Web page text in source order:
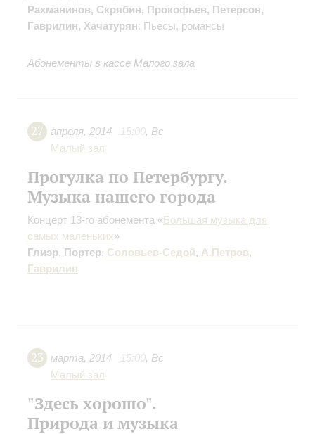
Рахманинов, Скрябин, Прокофьев, Петерсон,
Гаврилин, Хачатурян: Пьесы, романсы
Абонементы в кассе Малого зала
27 апреля, 2014 15:00, Вс
Малый зал
Прогулка по Петербургу.
Музыка нашего города
Концерт 13-го абонемента «Большая музыка для
самых маленьких»
Глиэр, Портер, Соловьев-Седой, А.Петров,
Гаврилин
23 марта, 2014 15:00, Вс
Малый зал
"Здесь хорошо".
Природа и музыка